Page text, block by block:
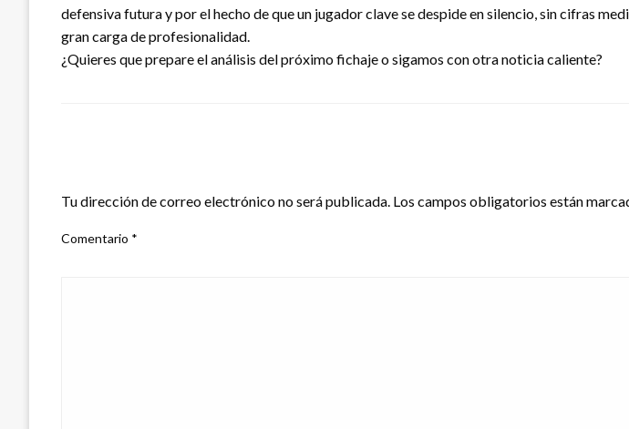
defensiva futura y por el hecho de que un jugador clave se despide en silencio, sin cifras
gran carga de profesionalidad.
¿Quieres que prepare el análisis del próximo fichaje o sigamos con otra noticia caliente?
Tu dirección de correo electrónico no será publicada. Los campos obligatorios están
Comentario *